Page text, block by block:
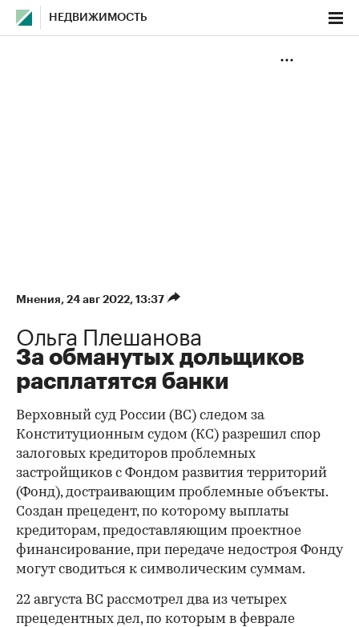
НЕДВИЖИМОСТЬ
Мнения⁠, 24 авг 2022, 13:37
Ольга Плешанова
За обманутых дольщиков
расплатятся банки
Верховный суд России (ВС) следом за
Конституционным судом (КС) разрешил спор
залоговых кредиторов проблемных
застройщиков с Фондом развития территорий
(Фонд), достраивающим проблемные объекты.
Создан прецедент, по которому выплаты
кредиторам, предоставляющим проектное
финансирование, при передаче недостроя Фонду
могут сводиться к символическим суммам.
22 августа ВС рассмотрел два из четырех
прецедентных дел, по которым в феврале